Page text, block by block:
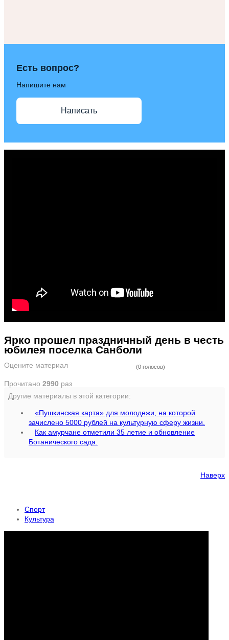
Есть вопрос?
Напишите нам
Написать
Ярко прошел праздничный день в честь
юбилея поселка Санболи
Оцените материал (0 голосов)
Прочитано 2990 раз
Другие материалы в этой категории:
«Пушкинская карта» для молодежи, на которой
зачислено 5000 рублей на культурную сферу жизни.
Как амурчане отметили 35 летие и обновление
Ботанического сада.
Наверх
Спорт
Культура